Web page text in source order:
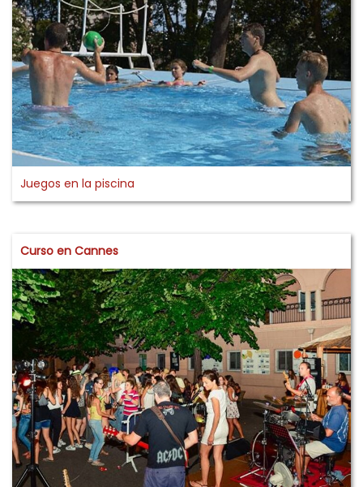
Juegos en la piscina
Curso en Cannes